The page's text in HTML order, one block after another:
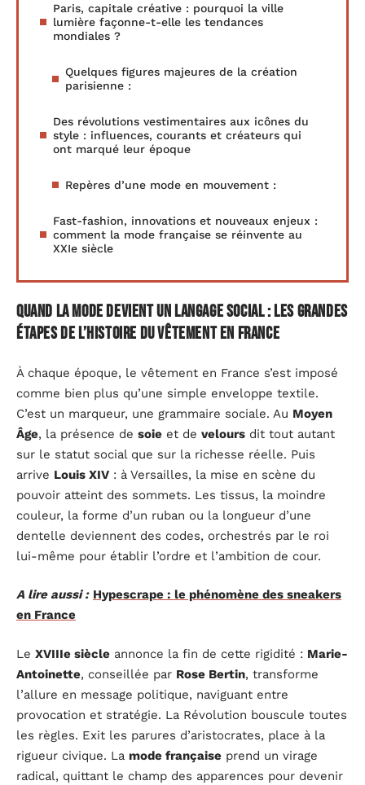
Paris, capitale créative : pourquoi la ville
lumière façonne-t-elle les tendances
mondiales ?
Quelques figures majeures de la création
parisienne :
Des révolutions vestimentaires aux icônes du
style : influences, courants et créateurs qui
ont marqué leur époque
Repères d’une mode en mouvement :
Fast-fashion, innovations et nouveaux enjeux :
comment la mode française se réinvente au
XXIe siècle
Quand la mode devient un langage social : les grandes
étapes de l’histoire du vêtement en France
À chaque époque, le vêtement en France s’est imposé
comme bien plus qu’une simple enveloppe textile.
C’est un marqueur, une grammaire sociale. Au Moyen
Âge, la présence de soie et de velours dit tout autant
sur le statut social que sur la richesse réelle. Puis
arrive Louis XIV : à Versailles, la mise en scène du
pouvoir atteint des sommets. Les tissus, la moindre
couleur, la forme d’un ruban ou la longueur d’une
dentelle deviennent des codes, orchestrés par le roi
lui-même pour établir l’ordre et l’ambition de cour.
A lire aussi : Hypescrape : le phénomène des sneakers
en France
Le XVIIIe siècle annonce la fin de cette rigidité : Marie-
Antoinette, conseillée par Rose Bertin, transforme
l’allure en message politique, naviguant entre
provocation et stratégie. La Révolution bouscule toutes
les règles. Exit les parures d’aristocrates, place à la
rigueur civique. La mode française prend un virage
radical, quittant le champ des apparences pour devenir